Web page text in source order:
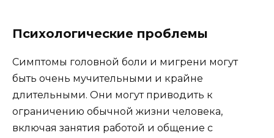
Психологические проблемы
Симптомы головной боли и мигрени могут
быть очень мучительными и крайне
длительными. Они могут приводить к
ограничению обычной жизни человека,
включая занятия работой и общение с